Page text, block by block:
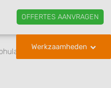
OFFERTES AANVRAGEN
Werkzaamheden
Helmkruid